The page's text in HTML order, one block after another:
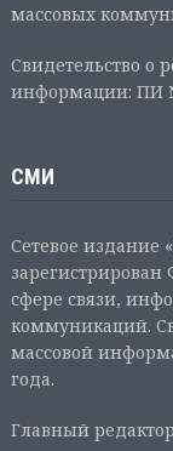
массовых
Свидетельство о
информации: ПИ №
СМИ
Сетевое издание
сфере связи,
коммуникаций.
массовой
года.
Главный